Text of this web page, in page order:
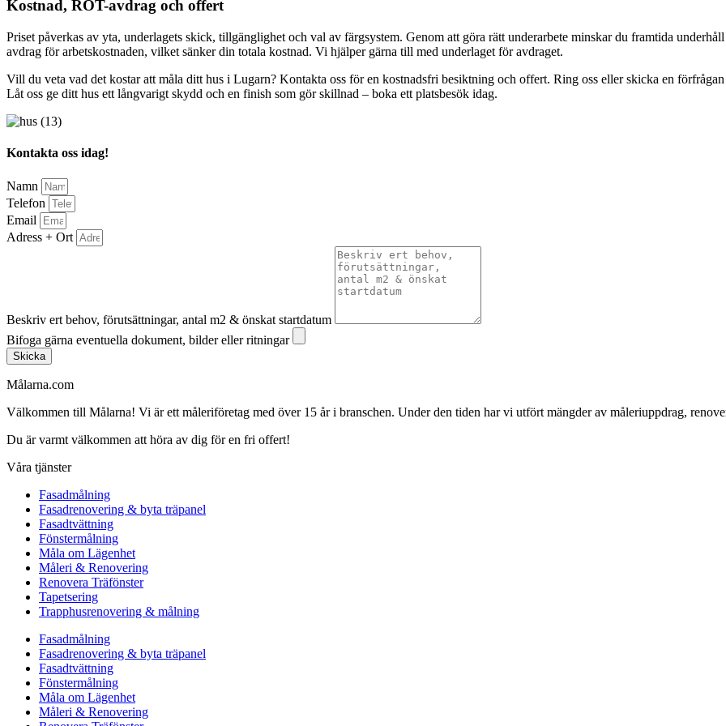
Kostnad, ROT-avdrag och offert
Priset påverkas av yta, underlagets skick, tillgänglighet och val av färgsystem. Genom att göra rätt underarbete minskar du framtida
avdrag för arbetskostnaden, vilket sänker din totala kostnad. Vi hjälper gärna till med underlaget för avdraget.
Vill du veta vad det kostar att måla ditt hus i Lugarn? Kontakta oss för en kostnadsfri besiktning och offert. Ring oss eller skicka en
Låt oss ge ditt hus ett långvarigt skydd och en finish som gör skillnad – boka ett platsbesök idag.
Kontakta oss idag!
Namn
Telefon
Email
Adress + Ort
Beskriv ert behov, förutsättningar, antal m2 & önskat startdatum
Bifoga gärna eventuella dokument, bilder eller ritningar
Skicka
Målarna.com
Välkommen till Målarna! Vi är ett måleriföretag med över 15 år i branschen. Under den tiden har vi utfört mängder av måleriuppdrag,
Du är varmt välkommen att höra av dig för en fri offert!
Våra tjänster
Fasadmålning
Fasadrenovering & byta träpanel
Fasadtvättning
Fönstermålning
Måla om Lägenhet
Måleri & Renovering
Renovera Träfönster
Tapetsering
Trapphusrenovering & målning
Fasadmålning
Fasadrenovering & byta träpanel
Fasadtvättning
Fönstermålning
Måla om Lägenhet
Måleri & Renovering